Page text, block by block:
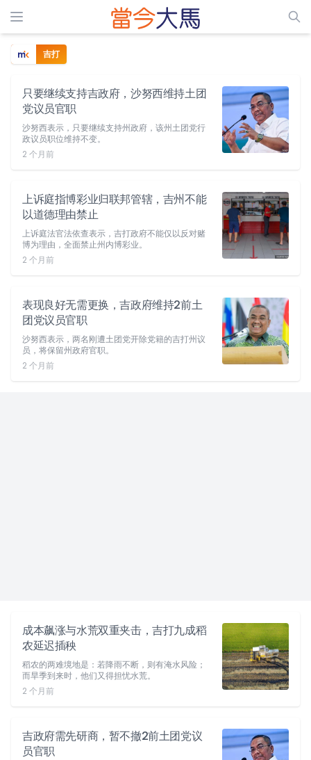
吉打
只要继续支持吉政府，沙努西维持土团
党议员官职
沙努西表示，只要继续支持州政府，该州土团党行
政议员职位维持不变。
2 个月前
上诉庭指博彩业归联邦管辖，吉州不能
以道德理由禁止
上诉庭法官法依查表示，吉打政府不能仅以反对赌
博为理由，全面禁止州内博彩业。
2 个月前
表现良好无需更换，吉政府维持2前土
团党议员官职
沙努西表示，两名刚遭土团党开除党籍的吉打州议
员，将保留州政府官职。
2 个月前
成本飙涨与水荒双重夹击，吉打九成稻
农延迟插秧
稻农的两难境地是：若降雨不断，则有淹水风险；
而旱季到来时，他们又得担忧水荒。
2 个月前
吉政府需先研商，暂不撤2前土团党议
员官职